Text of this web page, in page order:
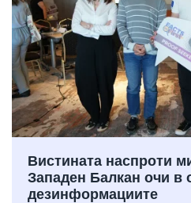
Вистината наспроти
Западен Балкан очи в
дезинформациите